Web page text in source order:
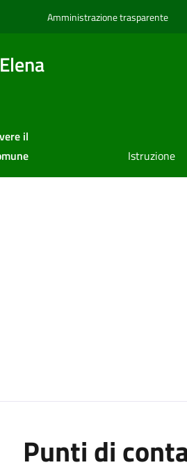
Amministrazione trasparente
il
Istruzione
Punti di